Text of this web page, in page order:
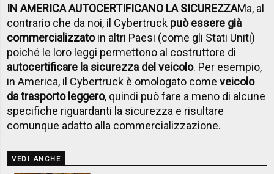
IN AMERICA AUTOCERTIFICANO LA SICUREZZAMa, al
contrario che da noi, il Cybertruck può essere già
commercializzatoin altri Paesi (come gli Stati Uniti)
poiché le loro leggi permettono al costruttore di
autocertificare la sicurezza del veicolo. Per esempio,
in America, il Cybertruck è omologato comeveicolo
da trasporto leggero, quindi può fare a meno di alcune
specifiche riguardanti la sicurezza e risultare
comunque adatto alla commercializzazione.
VEDI ANCHE